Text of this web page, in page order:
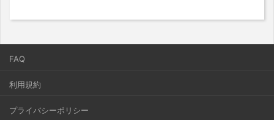
FAQ
利用規約
プライバシーポリシー